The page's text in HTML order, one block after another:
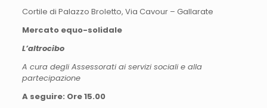
Cortile di Palazzo Broletto, Via Cavour – Gallarate
Mercato equo-solidale
L’altrocibo
A cura degli Assessorati ai servizi sociali e alla
partecipazione
A seguire: Ore 15.00